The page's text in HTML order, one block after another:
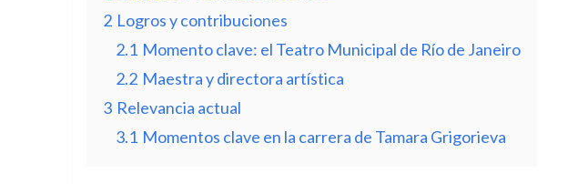
2 Logros y contribuciones
2.1 Momento clave: el Teatro Municipal de Río de Janeiro
2.2 Maestra y directora artística
3 Relevancia actual
3.1 Momentos clave en la carrera de Tamara Grigorieva